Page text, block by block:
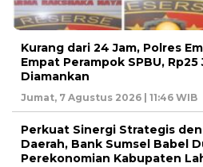
Kurang dari 24 Jam, Polres
Empat Perampok SPBU,
Diamankan
Jumat, 7 Agustus 2026 | 11:46 WIB
Perkuat Sinergi Strategis
Daerah, Bank Sumsel Babel
Perekonomian Kabupaten